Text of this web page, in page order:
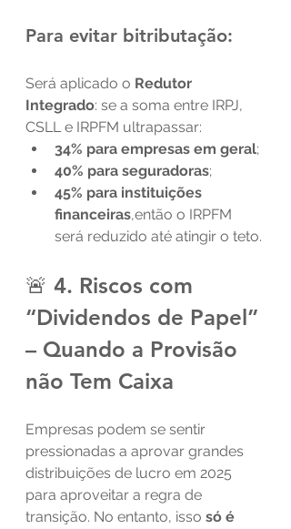
Para evitar bitributação:
Será aplicado o Redutor
Integrado: se a soma entre IRPJ,
CSLL e IRPFM ultrapassar:
34% para empresas em geral;
40% para seguradoras;
45% para instituições
financeiras,então o IRPFM
será reduzido até atingir o teto.
🚨 4. Riscos com
“Dividendos de Papel”
– Quando a Provisão
não Tem Caixa
Empresas podem se sentir
pressionadas a aprovar grandes
distribuições de lucro em 2025
para aproveitar a regra de
transição. No entanto, isso só é